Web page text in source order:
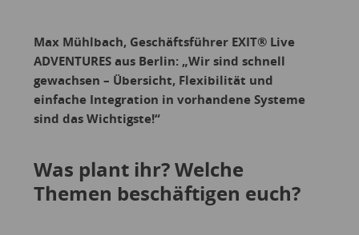
Max Mühlbach, Geschäftsführer EXIT® Live
ADVENTURES aus Berlin: „Wir sind schnell
gewachsen – Übersicht, Flexibilität und
einfache Integration in vorhandene Systeme
sind das Wichtigste!“
Was plant ihr? Welche
Themen beschäftigen euch?